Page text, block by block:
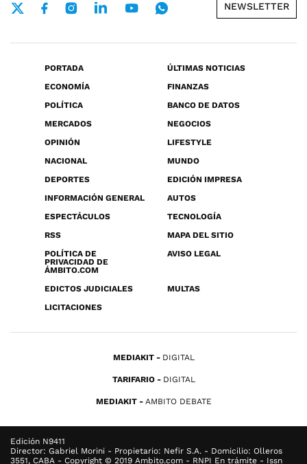
NEWSLETTER
PORTADA
ÚLTIMAS NOTICIAS
ECONOMÍA
FINANZAS
POLÍTICA
BANCO DE DATOS
MERCADOS
NEGOCIOS
OPINIÓN
LIFESTYLE
NACIONAL
MUNDO
DEPORTES
EDICIÓN IMPRESA
INFORMACIÓN GENERAL
AUTOS
ESPECTÁCULOS
TECNOLOGÍA
RSS
MAPA DEL SITIO
POLÍTICA DE
PRIVACIDAD DE
ÁMBITO.COM
AVISO LEGAL
EDICTOS JUDICIALES
MULTAS
LICITACIONES
MEDIAKIT DIGITAL
TARIFARIO DIGITAL
MEDIAKIT AMBITO DEBATE
Edición N9411
Director: Gabriel Morini - Propietario: Nefir S.A. - Domicilio: Olleros
3551, CABA - Copyright © 2019 Ambito.com - RNPI En trámite - Issn